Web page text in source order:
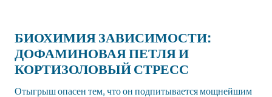
БИОХИМИЯ ЗАВИСИМОСТИ:
ДОФАМИНОВАЯ ПЕТЛЯ И
КОРТИЗОЛОВЫЙ СТРЕСС
Отыгрыш опасен тем, что он подпитывается мощнейшим